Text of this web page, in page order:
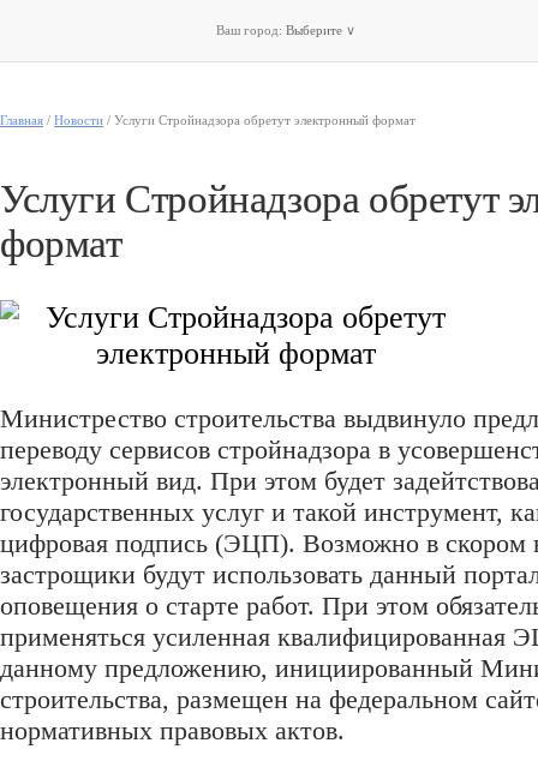
Ваш город: Выберите ∨
Главная / Новости / Услуги Стройнадзора обретут электронный формат
Услуги Стройнадзора обретут
формат
Министрество строительства выдвинуло
переводу сервисов стройнадзора в
электронный вид. При этом будет
государственных услуг и такой инструмент,
цифровая подпись (ЭЦП). Возможно в скором
застрощики будут использовать данный
оповещения о старте работ. При этом
применяться усиленная квалифицированная
данному предложению, инициированный
строительства, размещен на федеральном
нормативных правовых актов.